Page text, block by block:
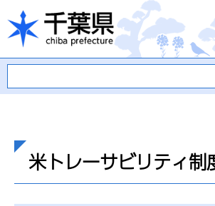
千葉県
米トレーサビリティ制